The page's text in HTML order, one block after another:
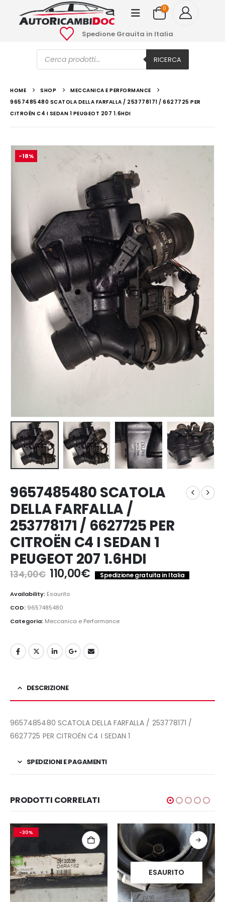
0
Spedione Grauita in Italia
Ricerca
prodotti RICERCA
HOME SHOP
MECCANICA E PERFORMANCE
9657485480 SCATOLA DELLA FARFALLA / 253778171 / 6627725 PER
CITROËN C4 I SEDAN 1 PEUGEOT 207 1.6HDI
-18%
9657485480 SCATOLA
DELLA FARFALLA /
253778171 / 6627725 PER
CITROËN C4 I SEDAN 1
PEUGEOT 207 1.6HDI
134,00€ Il
prezzo
originale
era:
134,00€.
110,00€Il
prezzo
110,00€.
Spedizione gratuita in Italia
Availability: Esaurito
COD: 9657485480
Categoria: Meccanica e Performance
DESCRIZIONE
9657485480 SCATOLA DELLA FARFALLA / 253778171 /
6627725 PER CITROËN C4 I SEDAN 1
SPEDIZIONI E PAGAMENTI
PRODOTTI CORRELATI
-30%
ESAURITO